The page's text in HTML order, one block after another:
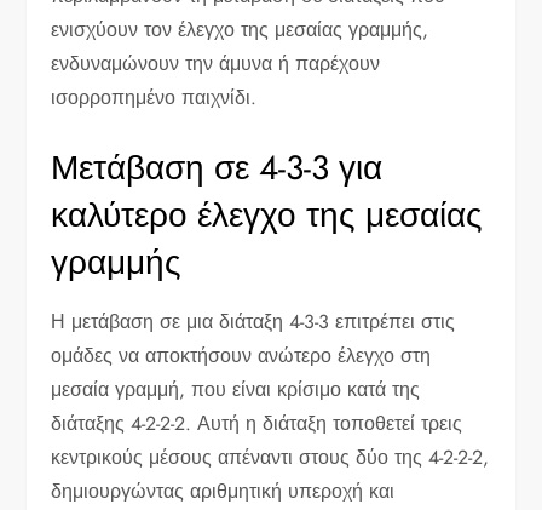
ενισχύουν τον έλεγχο της μεσαίας γραμμής,
ενδυναμώνουν την άμυνα ή παρέχουν
ισορροπημένο παιχνίδι.
Μετάβαση σε 4-3-3 για
καλύτερο έλεγχο της μεσαίας
γραμμής
Η μετάβαση σε μια διάταξη 4-3-3 επιτρέπει στις
ομάδες να αποκτήσουν ανώτερο έλεγχο στη
μεσαία γραμμή, που είναι κρίσιμο κατά της
διάταξης 4-2-2-2. Αυτή η διάταξη τοποθετεί τρεις
κεντρικούς μέσους απέναντι στους δύο της 4-2-2-2,
δημιουργώντας αριθμητική υπεροχή και